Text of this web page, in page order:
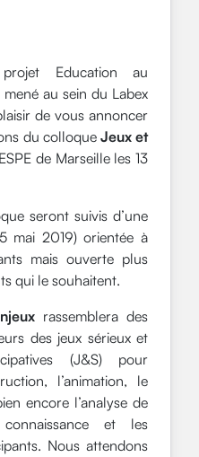
Education au
au sein du Labex
de vous annoncer
du colloque Jeux et
de Marseille les 13
seront suivis d’une
mai 2019) orientée à
mais ouverte plus
qui le souhaitent.
rassemblera des
des jeux sérieux et
(J&S) pour
l’animation, le
encore l’analyse de
et les
Nous attendons